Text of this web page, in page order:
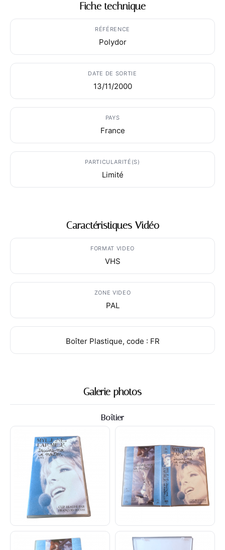
Fiche technique
RÉFÉRENCE
Polydor
DATE DE SORTIE
13/11/2000
PAYS
France
PARTICULARITÉ(S)
Limité
Caractéristiques Vidéo
FORMAT VIDEO
VHS
ZONE VIDEO
PAL
Boîter Plastique, code : FR
Galerie photos
Boîtier